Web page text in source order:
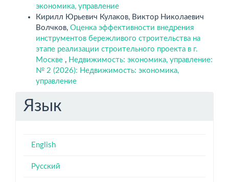
экономика, управление
Кирилл Юрьевич Кулаков, Виктор Николаевич
Волчков, Оценка эффективности внедрения
инструментов бережливого строительства на
этапе реализации строительного проекта в г.
Москве , Недвижимость: экономика, управление:
№ 2 (2026): Недвижимость: экономика,
управление
Язык
English
Русский